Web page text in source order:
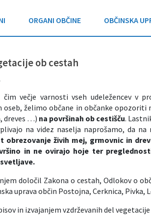
ORGANI OBČINE OBČINSKA
ob cestah
večje varnosti vseh udeležencev v
oseb, želimo občane in občanke opozoriti
dreves …) na površinah ob cestišču.
na videz naselja naprošamo, da na
obrezovanje živih mej, grmovnic in
in ne ovirajo hoje ter
določil Zakona o cestah, Odlokov o
uprava občin Postojna, Cerknica, Pivka,
in izvajanjem vzdrževanih del